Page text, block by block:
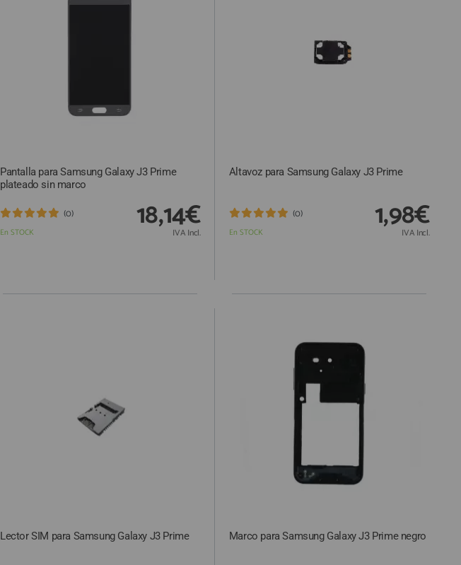
Pantalla para Samsung Galaxy J3 Prime
plateado sin marco
En STOCK
(0) 18,14€
IVA Incl.
Altavoz para Samsung Galaxy J3 Prime
En STOCK
(0) 1,98€
IVA Incl.
Lector SIM para Samsung Galaxy J3 Prime Marco para Samsung Galaxy J3 Prime negro